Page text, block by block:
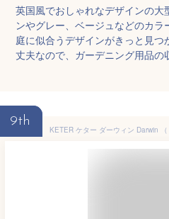
英国風でおしゃれなデザインの
ンやグレー、ベージュなどのカ
庭に似合うデザインがきっと見つ
丈夫なので、ガーデニング用品の
9th